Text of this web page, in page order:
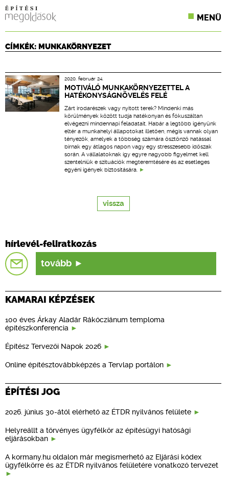
MENÜ
KONFERENCIÁK
CPR TERMÉKKIÍRÁS
ÉPÍTÉSI JOG
ONLINE KÉPZÉSEK
TERVEZÉSI SEGÉDLETEK
CÍMKÉK: MUNKAKÖRNYEZET
2020. február 24.
MOTIVÁLÓ MUNKAKÖRNYEZETTEL A
HATÉKONYSÁGNÖVELÉS FELÉ
Zárt irodarészek vagy nyitott terek? Mindenki más
körülmények között tudja hatékonyan és fókuszáltan
elvégezni mindennapi feladatait. Habár a legtöbb igényünk
eltér a munkahelyi állapotokat illetően, mégis vannak olyan
tényezők, amelyek a többség számára ösztönző hatással
bírnak egy átlagos napon vagy egy stresszesebb időszak
során. A vállalatoknak így egyre nagyobb figyelmet kell
szentelniük e szituációk megteremtésére és az esetleges
egyéni igények biztosítására.
vissza
hírlevél-feliratkozás
tovább
KAMARAI KÉPZÉSEK
100 éves Árkay Aladár Rákócziánum temploma
építészkonferencia
Építész Tervezői Napok 2026
Online építésztovábbképzés a Tervlap portálon
ÉPÍTÉSI JOG
2026. június 30-ától elérhető az ÉTDR nyilvános felülete
Helyreállt a törvényes ügyfélkör az építésügyi hatósági
eljárásokban
A kormany.hu oldalon már megismerhető az Eljárási kódex
ügyfélkörre és az ÉTDR nyilvános felületére vonatkozó tervezet